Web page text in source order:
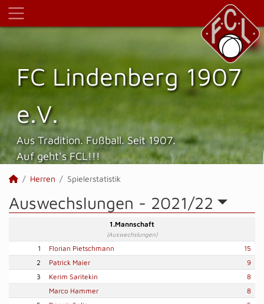
FC Lindenberg 1907
e.V.
Aus Tradition. Fußball. Seit 1907.
Auf geht's FCL!!!
Herren Spielerstatistik
Auswechslungen - 2021/22
1.Mannschaft
(Auswechslungen)
1 Florian Pietschmann
15
2
Patrick Maier
9
3
Kerim Saritekin
8
Marco Hammer
8